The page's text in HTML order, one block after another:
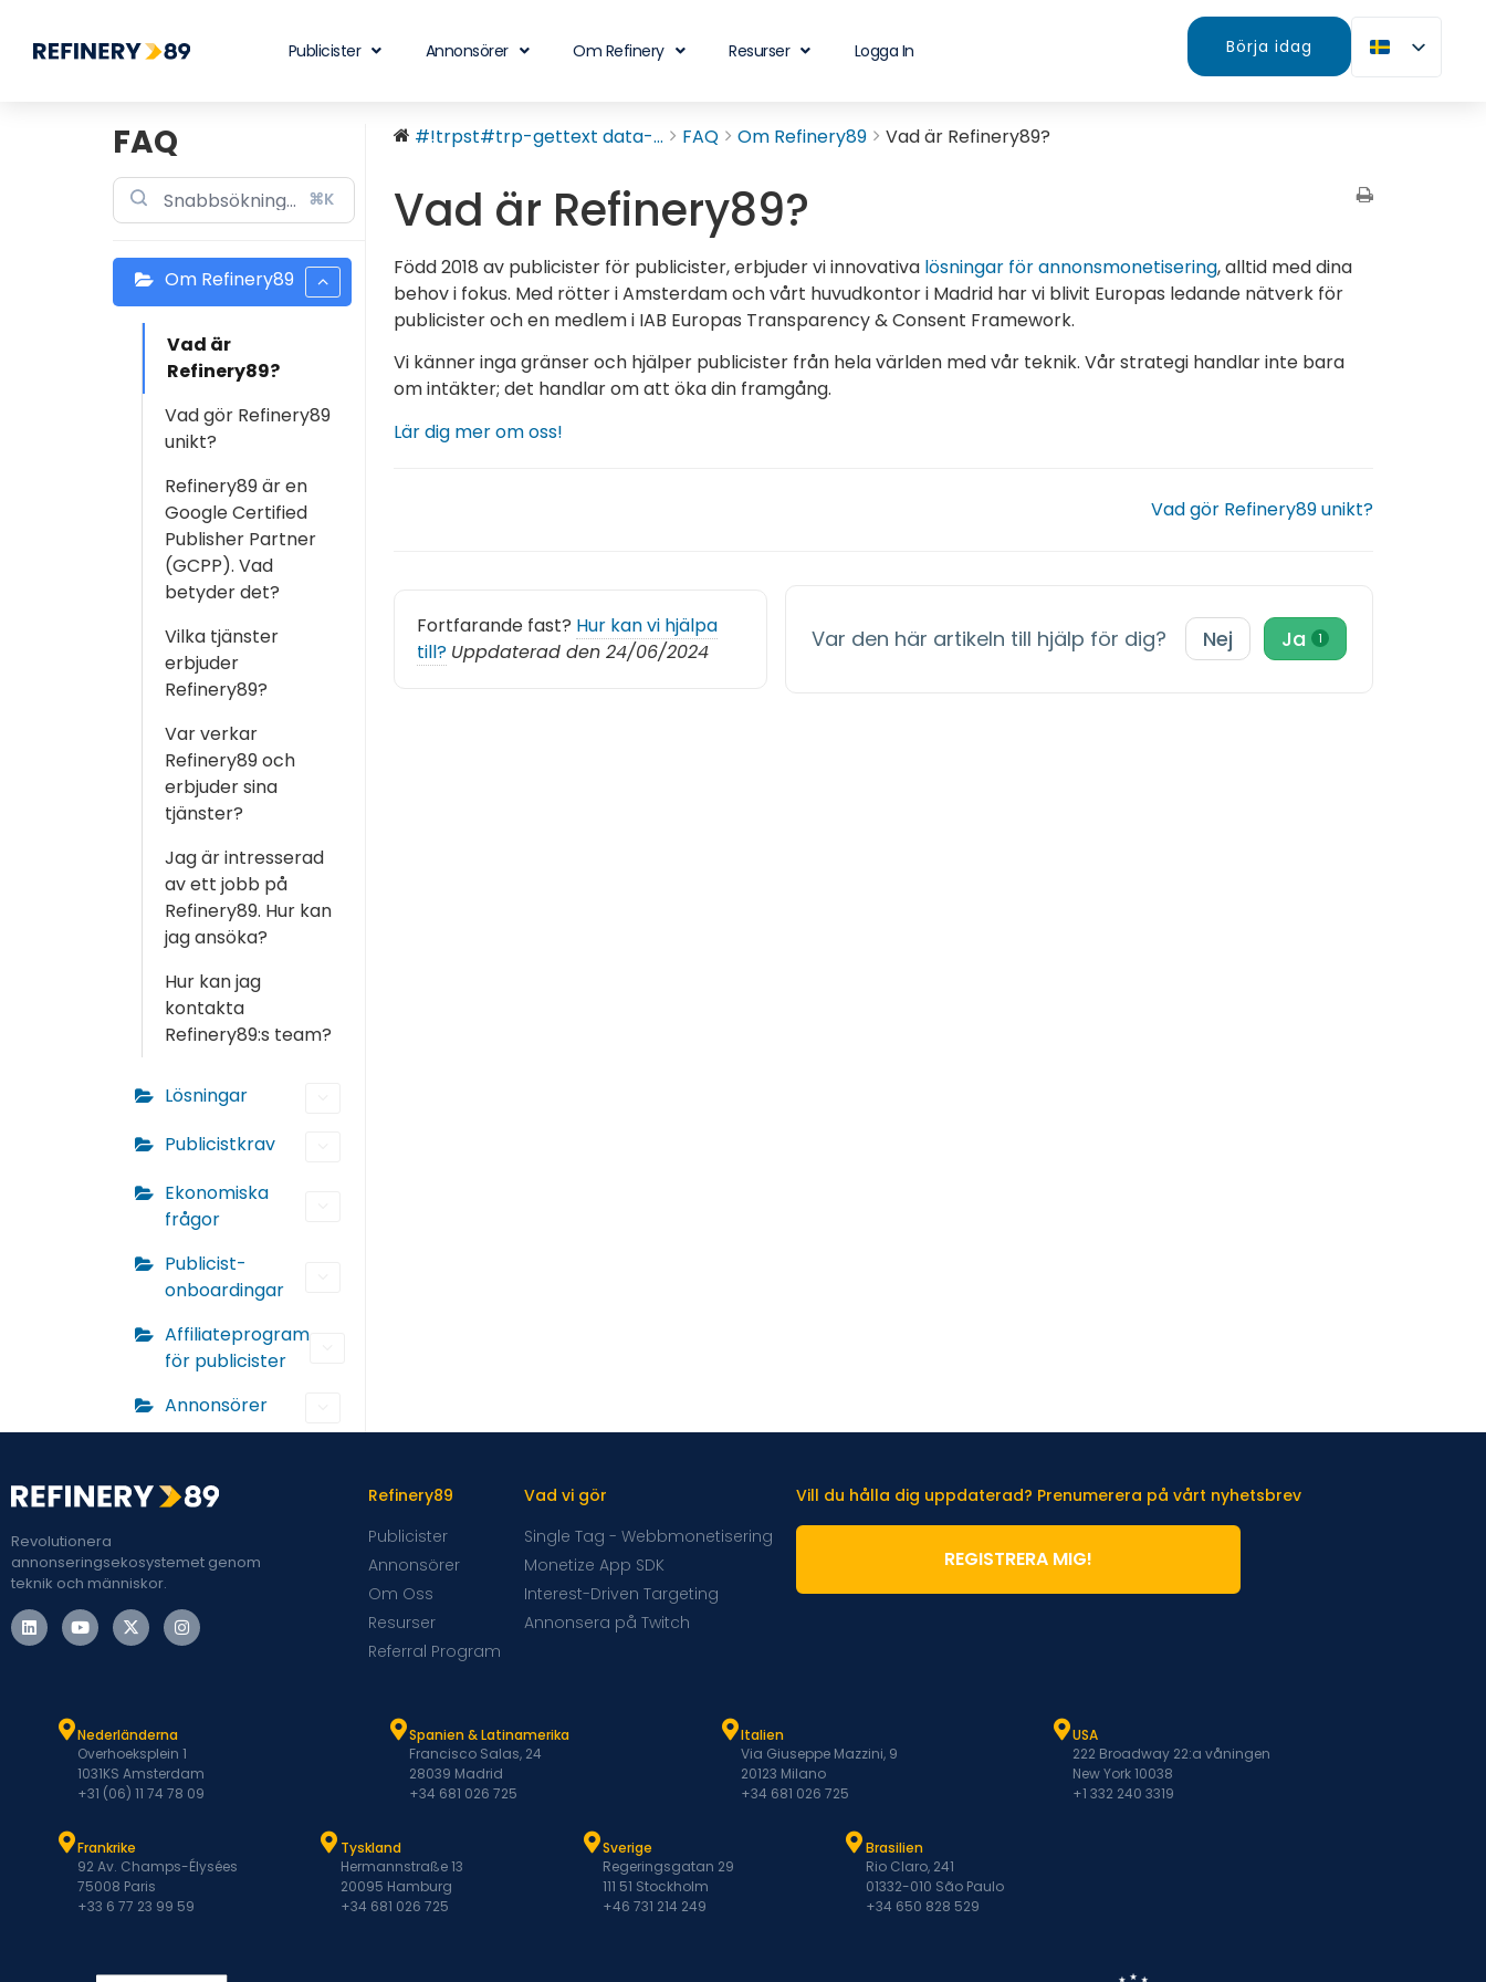
Publicister Annonsörer Om Refinery Resurser Logga In Börja idag
FAQ
⌘K
Om Refinery89
Vad är
Refinery89?
Vad gör Refinery89
unikt?
Refinery89 är en
Google Certified
Publisher Partner
(GCPP). Vad
betyder det?
Vilka tjänster
erbjuder
Refinery89?
Var verkar
Refinery89 och
erbjuder sina
tjänster?
Jag är intresserad
av ett jobb på
Refinery89. Hur kan
jag ansöka?
Hur kan jag
kontakta
Refinery89:s team?
Lösningar
Publicistkrav
Ekonomiska
frågor
Publicist-
onboardingar
Affiliateprogram
för publicister
Annonsörer
#!trpst#trp-gettext data-... FAQ Om Refinery89 Vad är Refinery89?
Vad är Refinery89?
Född 2018 av publicister för publicister, erbjuder vi innovativa lösningar för annonsmonetisering, alltid med dina
behov i fokus. Med rötter i Amsterdam och vårt huvudkontor i Madrid har vi blivit Europas ledande nätverk för
publicister och en medlem i IAB Europas Transparency & Consent Framework.
Vi känner inga gränser och hjälper publicister från hela världen med vår teknik. Vår strategi handlar inte bara
om intäkter; det handlar om att öka din framgång.
Lär dig mer om oss!
Vad gör Refinery89 unikt?
Fortfarande fast? Hur kan vi hjälpa
till? Uppdaterad den 24/06/2024 Var den här artikeln till hjälp för dig? Nej Ja 1
Revolutionera
annonseringsekosystemet genom
teknik och människor.
Refinery89
Publicister
Annonsörer
Om Oss
Resurser
Referral Program
Vad vi gör
Single Tag - Webbmonetisering
Monetize App SDK
Interest-Driven Targeting
Annonsera på Twitch
Vill du hålla dig uppdaterad? Prenumerera på vårt nyhetsbrev
REGISTRERA MIG!
Nederländerna
Overhoeksplein 1
1031KS Amsterdam
+31 (06) 11 74 78 09
Spanien & Latinamerika
Francisco Salas, 24
28039 Madrid
+34 681 026 725
Italien
Via Giuseppe Mazzini, 9
20123 Milano
+34 681 026 725
USA
222 Broadway 22:a våningen
New York 10038
+1 332 240 3319
Frankrike
92 Av. Champs-Élysées
75008 Paris
+33 6 77 23 99 59
Tyskland
Hermannstraße 13
20095 Hamburg
+34 681 026 725
Sverige
Regeringsgatan 29
111 51 Stockholm
+46 731 214 249
Brasilien
Rio Claro, 241
01332-010 São Paulo
+34 650 828 529